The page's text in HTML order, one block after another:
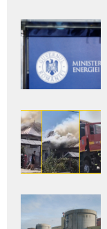
Adaugă
aici textul
pentru
subtitlu
Adaugă
aici textul
pentru
subtitlu
Adaugă
aici textul